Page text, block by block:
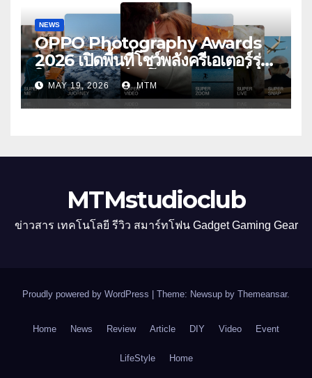
NEWS
OPPO Photography Awards
2026 เปิดพื้นที่โชว์พลังครีเอเตอร์รุ่น
ใหม่ รับเทรนด์วิดีโอคอนเทนต์ เพิ่ม
หมวด “Super Video” ครั้งแรก
MAY 19, 2026 MTM
MTMstudioclub
ข่าวสาร เทคโนโลยี รีวิว สมาร์ทโฟน Gadget Gaming Gear
Proudly powered by WordPress Theme: Newsup by Themeansar.
Home News Review Article DIY Video Event
LifeStyle Home